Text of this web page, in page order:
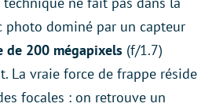
photo dominé par un capteur
200 mégapixels (f/1.7)
La vraie force de frappe réside
focales : on retrouve un